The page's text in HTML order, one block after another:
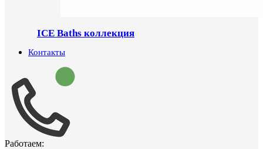
ICE Baths коллекция
Контакты
Работаем: